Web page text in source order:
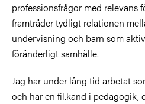
professionsfrågor med relevans
framträder tydligt relationen
undervisning och barn som
föränderligt samhälle.
Jag har under lång tid arbetat
och har en fil.kand i pedagogik,